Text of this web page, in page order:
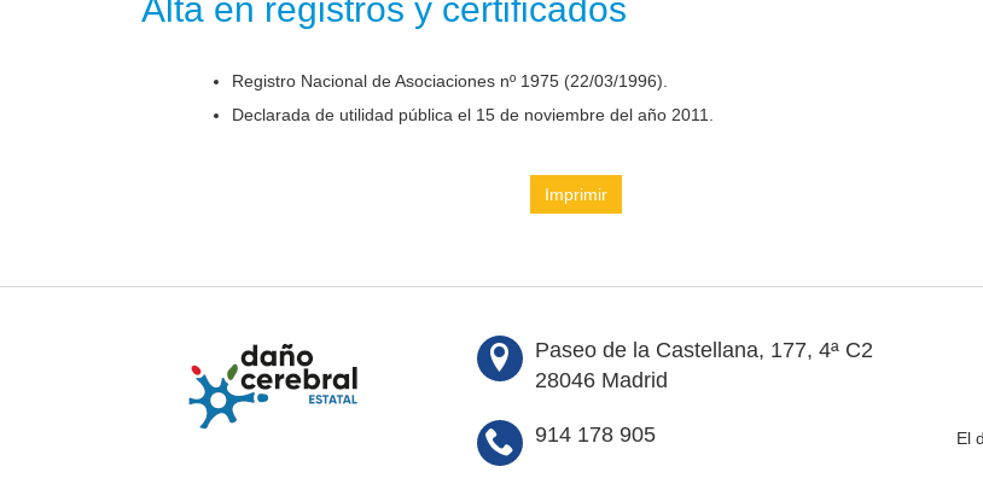
Alta en registros y certificados
Registro Nacional de Asociaciones nº 1975 (22/03/1996).
Declarada de utilidad pública el 15 de noviembre del año 2011.
Imprimir
Paseo de la Castellana, 177, 4ª C2
28046 Madrid
914 178 905
El